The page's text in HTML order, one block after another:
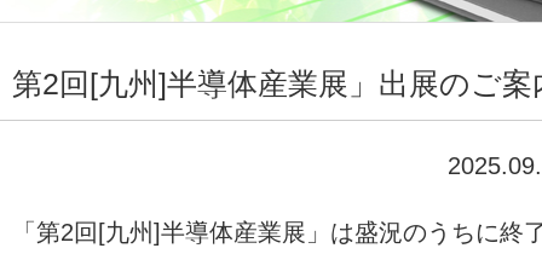
第2回[九州]半導体産業展」出展のご案
「第2回[九州]半導体産業展」は盛況のうちに終